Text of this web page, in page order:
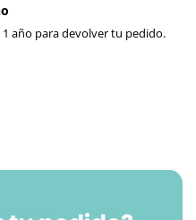
1 año para devolver tu pedido.